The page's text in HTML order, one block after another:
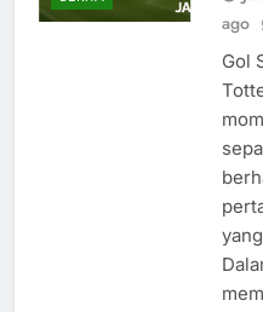
ago
Gol